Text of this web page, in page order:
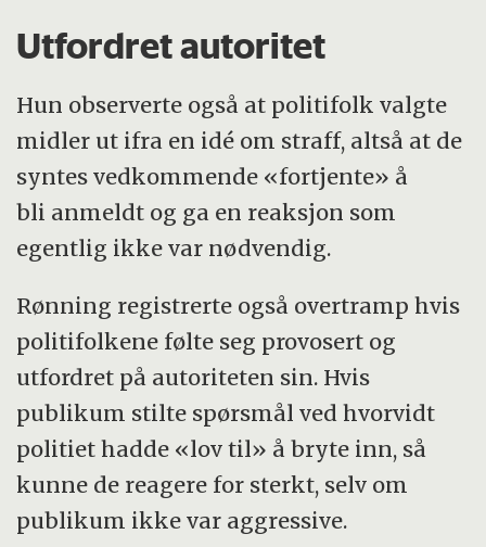
Utfordret autoritet
Hun observerte også at politifolk valgte
midler ut ifra en idé om straff, altså at de
syntes vedkommende «fortjente» å
bli anmeldt og ga en reaksjon som
egentlig ikke var nødvendig.
Rønning registrerte også overtramp hvis
politifolkene følte seg provosert og
utfordret på autoriteten sin. Hvis
publikum stilte spørsmål ved hvorvidt
politiet hadde «lov til» å bryte inn, så
kunne de reagere for sterkt, selv om
publikum ikke var aggressive.